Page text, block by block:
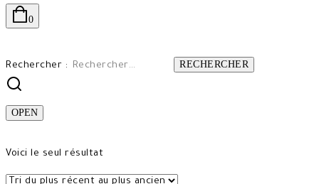
0
Rechercher :
OPEN
Voici le seul résultat